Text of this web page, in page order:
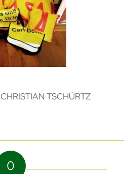
CHRISTIAN TSCHÜRTZ
0